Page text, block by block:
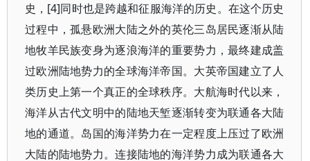
史，[4]同时也是跨越和征服海洋的历史。在这个历史
过程中，孤悬欧洲大陆之外的英伦三岛居民逐渐从陆
地牧羊民族变身为逐浪海洋的重要势力，最终建成盖
过欧洲陆地势力的全球海洋帝国。大英帝国建立了人
类历史上第一个真正的全球秩序。大航海时代以来，
海洋从古代文明中的陆地天堑逐渐转变为联通各大陆
地的通道。岛国的海洋势力在一定程度上压过了欧洲
大陆的陆地势力。连接陆地的海洋势力成为联通各大